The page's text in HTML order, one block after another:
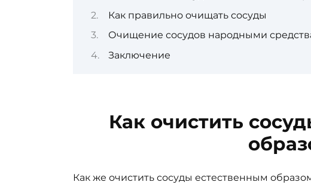
Как правильно очищать сосуды
Очищение сосудов народными
Заключение
Как очистить
Как же очистить сосуды естественным